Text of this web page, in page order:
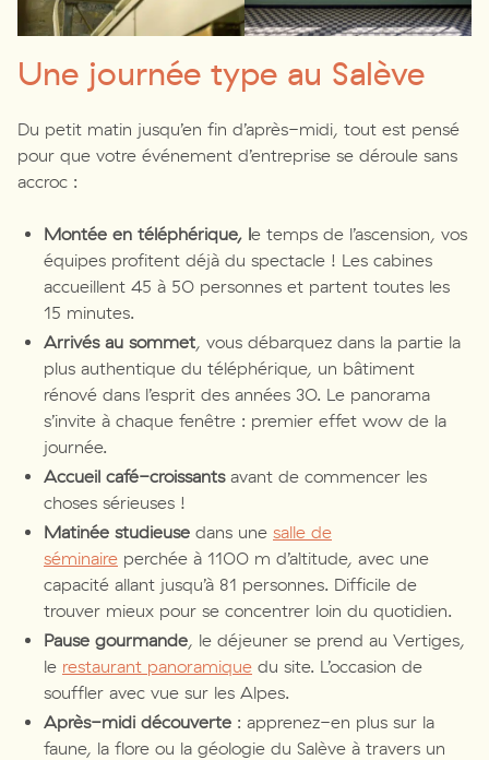
Une journée type au Salève
Du petit matin jusqu’en fin d’après-midi, tout est pensé
pour que votre événement d’entreprise se déroule sans
accroc :
Montée en téléphérique, le temps de l’ascension, vos
équipes profitent déjà du spectacle ! Les cabines
accueillent 45 à 50 personnes et partent toutes les
15 minutes.
Arrivés au sommet, vous débarquez dans la partie la
plus authentique du téléphérique, un bâtiment
rénové dans l’esprit des années 30. Le panorama
s’invite à chaque fenêtre : premier effet wow de la
journée.
Accueil café-croissantsavant de commencer les
choses sérieuses !
Matinée studieuse dans une salle de
séminaire perchée à 1100 m d’altitude, avec une
capacité allant jusqu’à 81 personnes. Difficile de
trouver mieux pour se concentrer loin du quotidien.
Pause gourmande, le déjeuner se prend au Vertiges,
le restaurant panoramique du site. L’occasion de
souffler avec vue sur les Alpes.
Après-midi découverte : apprenez-en plus sur la
faune, la flore ou la géologie du Salève à travers un